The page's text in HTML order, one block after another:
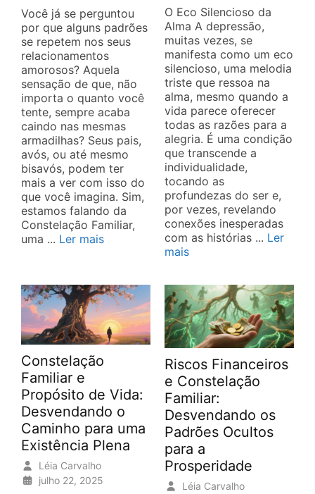
Você já se perguntou
por que alguns padrões
se repetem nos seus
relacionamentos
amorosos? Aquela
sensação de que, não
importa o quanto você
tente, sempre acaba
caindo nas mesmas
armadilhas? Seus pais,
avós, ou até mesmo
bisavós, podem ter
mais a ver com isso do
que você imagina. Sim,
estamos falando da
Constelação Familiar,
uma ... Ler mais
O Eco Silencioso da
Alma A depressão,
muitas vezes, se
manifesta como um eco
silencioso, uma melodia
triste que ressoa na
alma, mesmo quando a
vida parece oferecer
todas as razões para a
alegria. É uma condição
que transcende a
individualidade,
tocando as
profundezas do ser e,
por vezes, revelando
conexões inesperadas
com as histórias ... Ler
mais
Constelação
Familiar e
Propósito de Vida:
Desvendando o
Caminho para uma
Existência Plena
Léia Carvalho
julho 22, 2025
Riscos Financeiros
e Constelação
Familiar:
Desvendando os
Padrões Ocultos
para a
Prosperidade
Léia Carvalho